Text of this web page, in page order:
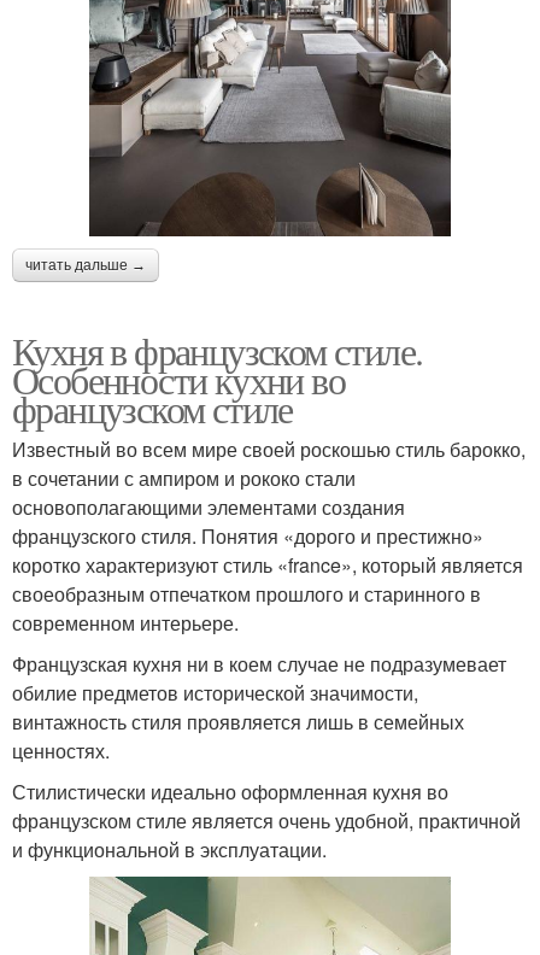
читать дальше →
Кухня в французском стиле.
Особенности кухни во
французском стиле
Известный во всем мире своей роскошью стиль барокко,
в сочетании с ампиром и рококо стали
основополагающими элементами создания
французского стиля. Понятия «дорого и престижно»
коротко характеризуют стиль «france», который является
своеобразным отпечатком прошлого и старинного в
современном интерьере.
Французская кухня ни в коем случае не подразумевает
обилие предметов исторической значимости,
винтажность стиля проявляется лишь в семейных
ценностях.
Стилистически идеально оформленная кухня во
французском стиле является очень удобной, практичной
и функциональной в эксплуатации.